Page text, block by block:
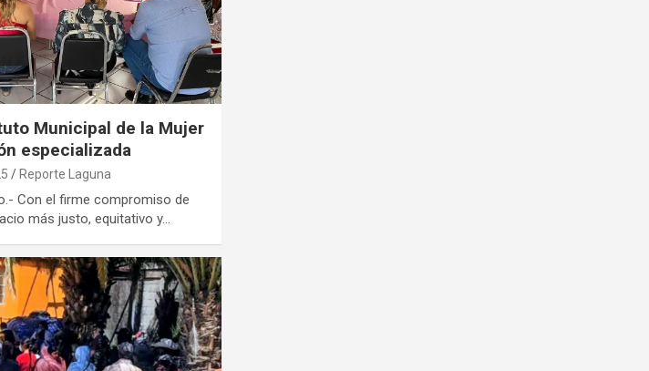
Municipal de la Mujer
especializada
Reporte Laguna
Con el firme compromiso de
más justo, equitativo y…